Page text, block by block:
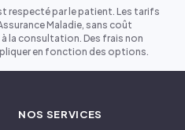
respecté par le patient. Les tarifs
Maladie, sans coût
la consultation. Des frais non
en fonction des options.
NOS SERVICES